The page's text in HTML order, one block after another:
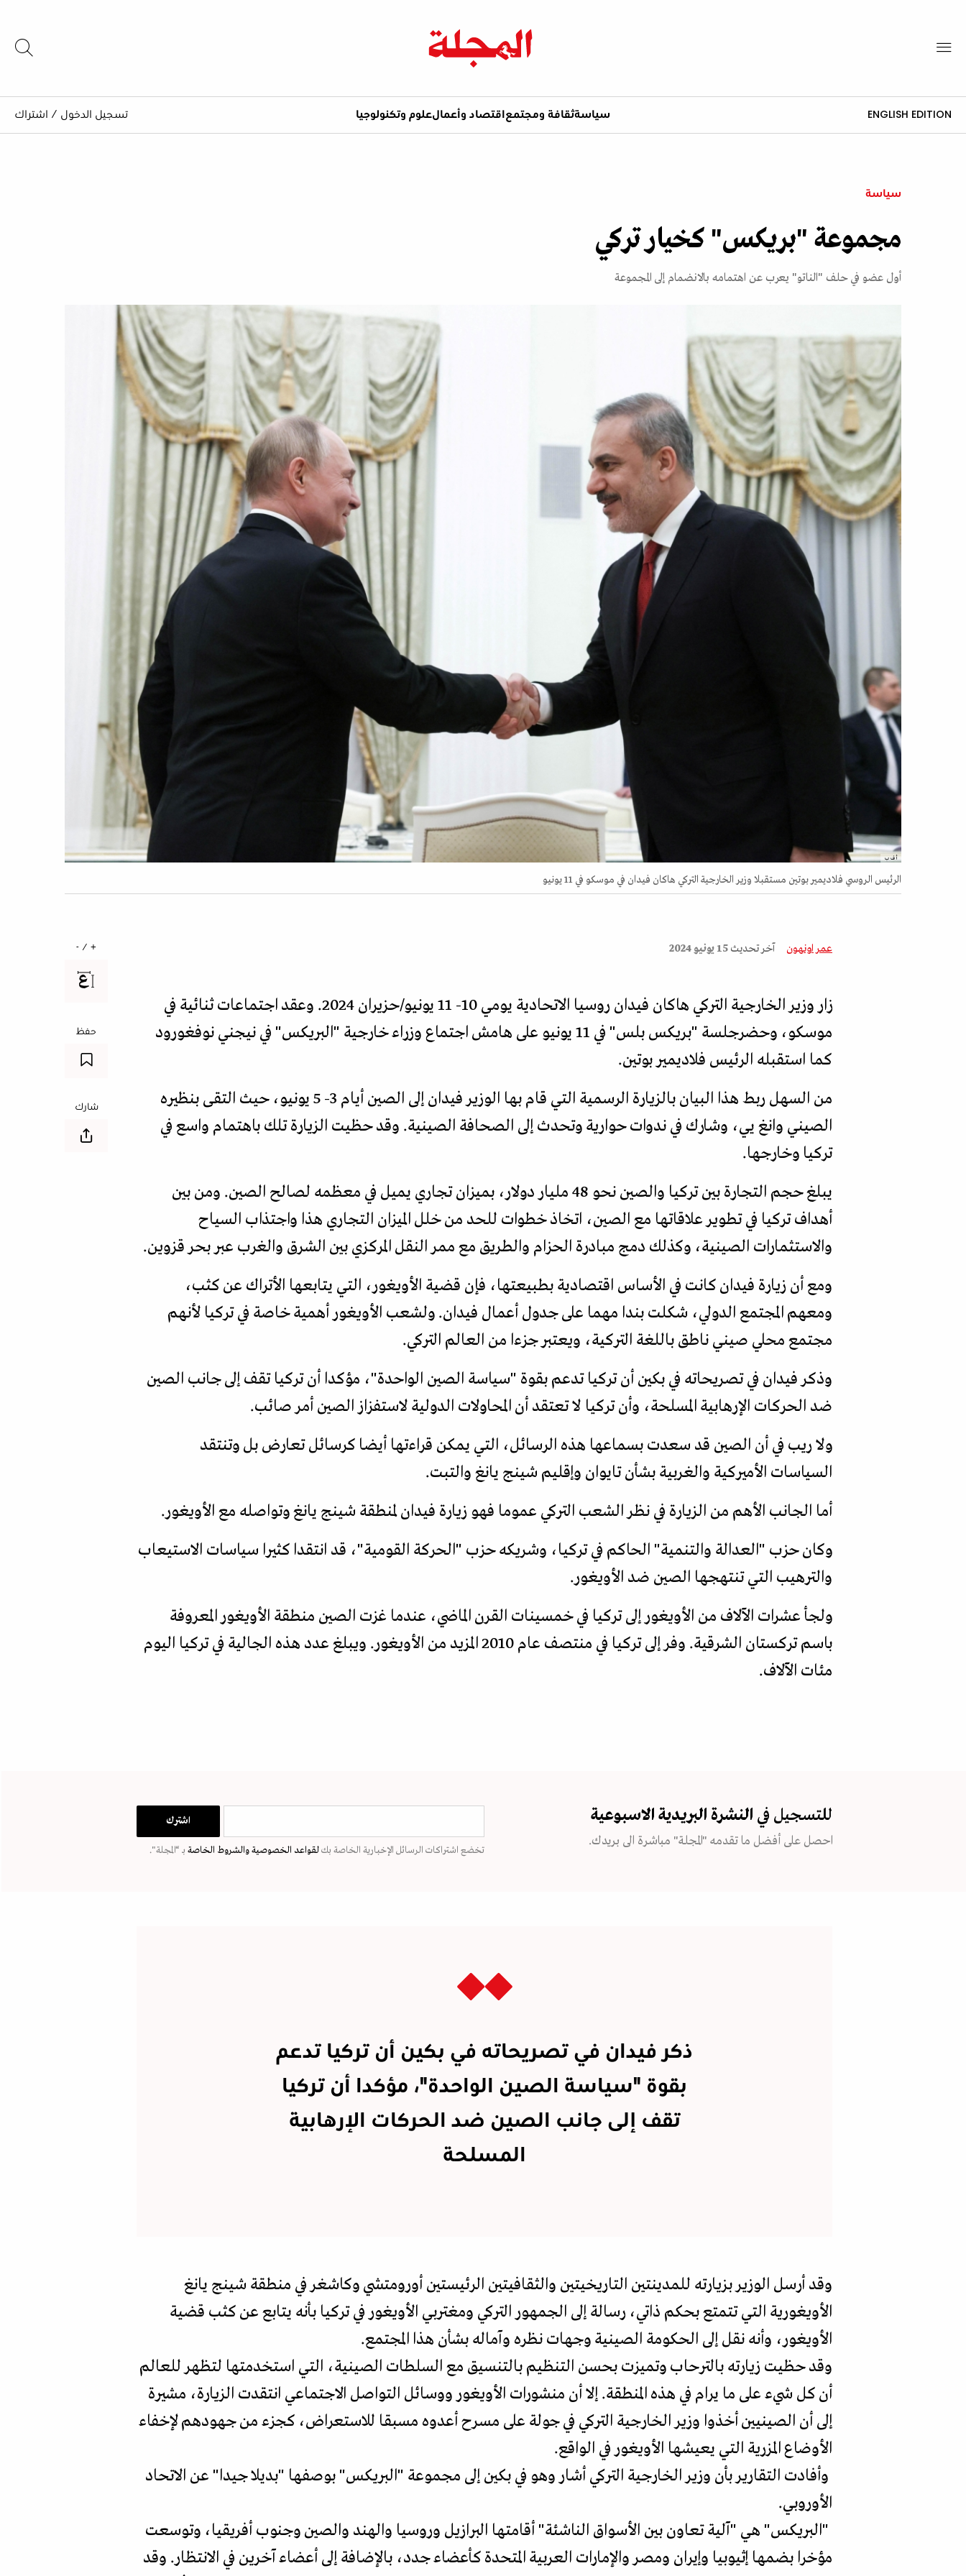
ENGLISH EDITION سياسةثقافة ومجتمع اقتصاد وأعمالعلوم وتكنولوجيا تسجيل الدخول / اشتراك
سياسة
مجموعة "بريكس" كخيار تركي
أول عضو في حلف "الناتو" يعرب عن اهتمامه بالانضمام إلى المجموعة
أ ف ب
الرئيس الروسي فلاديمير بوتين مستقبلا وزير الخارجية التركي هاكان فيدان في موسكو في 11 يونيو
عمر اونهون آخر تحديث 15 يونيو 2024
زار وزير الخارجية التركي هاكان فيدان روسيا الاتحادية يومي 10- 11 يونيو/حزيران 2024. وعقد اجتماعات ثنائية في
موسكو، وحضرجلسة "بريكس بلس" في 11 يونيو على هامش اجتماع وزراء خارجية "البريكس" في نيجني نوفغورود
كما استقبله الرئيس فلاديمير بوتين.
من السهل ربط هذا البيان بالزيارة الرسمية التي قام بها الوزير فيدان إلى الصين أيام 3- 5 يونيو، حيث التقى بنظيره
الصيني وانغ يي، وشارك في ندوات حوارية وتحدث إلى الصحافة الصينية. وقد حظيت الزيارة تلك باهتمام واسع في
تركيا وخارجها.
يبلغ حجم التجارة بين تركيا والصين نحو 48 مليار دولار، بميزان تجاري يميل في معظمه لصالح الصين. ومن بين
أهداف تركيا في تطوير علاقاتها مع الصين، اتخاذ خطوات للحد من خلل الميزان التجاري هذا واجتذاب السياح
والاستثمارات الصينية، وكذلك دمج مبادرة الحزام والطريق مع ممر النقل المركزي بين الشرق والغرب عبر بحر قزوين.
ومع أن زيارة فيدان كانت في الأساس اقتصادية بطبيعتها، فإن قضية الأويغور، التي يتابعها الأتراك عن كثب،
ومعهم المجتمع الدولي، شكلت بندا مهما على جدول أعمال فيدان. ولشعب الأويغور أهمية خاصة في تركيا لأنهم
مجتمع محلي صيني ناطق باللغة التركية، ويعتبر جزءا من العالم التركي.
وذكر فيدان في تصريحاته في بكين أن تركيا تدعم بقوة "سياسة الصين الواحدة"، مؤكدا أن تركيا تقف إلى جانب الصين
ضد الحركات الإرهابية المسلحة، وأن تركيا لا تعتقد أن المحاولات الدولية لاستفزاز الصين أمر صائب.
ولا ريب في أن الصين قد سعدت بسماعها هذه الرسائل، التي يمكن قراءتها أيضا كرسائل تعارض بل وتنتقد
السياسات الأميركية والغربية بشأن تايوان وإقليم شينج يانغ والتبت.
أما الجانب الأهم من الزيارة في نظر الشعب التركي عموما فهو زيارة فيدان لمنطقة شينج يانغ وتواصله مع الأويغور.
وكان حزب "العدالة والتنمية" الحاكم في تركيا، وشريكه حزب "الحركة القومية"، قد انتقدا كثيرا سياسات الاستيعاب
والترهيب التي تنتهجها الصين ضد الأويغور.
ولجأ عشرات الآلاف من الأويغور إلى تركيا في خمسينات القرن الماضي، عندما غزت الصين منطقة الأويغور المعروفة
باسم تركستان الشرقية. وفر إلى تركيا في منتصف عام 2010 المزيد من الأويغور. ويبلغ عدد هذه الجالية في تركيا اليوم
مئات الآلاف.
للتسجيل في النشرة البريدية الاسبوعية
احصل على أفضل ما تقدمه "المجلة" مباشرة الى بريدك.
تخضع اشتراكات الرسائل الإخبارية الخاصة بكلقواعد الخصوصيةوالشروط الخاصة بـ “المجلة".
ذكر فيدان في تصريحاته في بكين أن تركيا تدعم
بقوة "سياسة الصين الواحدة"، مؤكدا أن تركيا
تقف إلى جانب الصين ضد الحركات الإرهابية
المسلحة
وقد أرسل الوزير بزيارته للمدينتين التاريخيتين والثقافيتين الرئيستين أورومتشي وكاشغر في منطقة شينج يانغ
الأويغورية التي تتمتع بحكم ذاتي، رسالة إلى الجمهور التركي ومغتربي الأويغور في تركيا بأنه يتابع عن كثب قضية
الأويغور، وأنه نقل إلى الحكومة الصينية وجهات نظره وآماله بشأن هذا المجتمع.
وقد حظيت زيارته بالترحاب وتميزت بحسن التنظيم بالتنسيق مع السلطات الصينية، التي استخدمتها لتظهر للعالم
أن كل شيء على ما يرام في هذه المنطقة. إلا أن منشورات الأويغور ووسائل التواصل الاجتماعي انتقدت الزيارة، مشيرة
إلى أن الصينيين أخذوا وزير الخارجية التركي في جولة على مسرح أعدوه مسبقا للاستعراض، كجزء من جهودهم لإخفاء
الأوضاع المزرية التي يعيشها الأويغور في الواقع.
وأفادت التقارير بأن وزير الخارجية التركي أشار وهو في بكين إلى مجموعة "البريكس" بوصفها "بديلا جيدا" عن الاتحاد
الأوروبي.
"البريكس" هي "آلية تعاون بين الأسواق الناشئة" أقامتها البرازيل وروسيا والهند والصين وجنوب أفريقيا، وتوسعت
مؤخرا بضمها إثيوبيا وإيران ومصر والإمارات العربية المتحدة كأعضاء جدد، بالإضافة إلى أعضاء آخرين في الانتظار. وقد
+ / -
حفظ
شارك